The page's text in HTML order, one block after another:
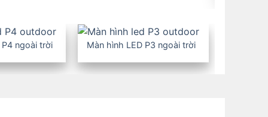
P4 ngoài trời Màn hình LED P3 ngoài trời